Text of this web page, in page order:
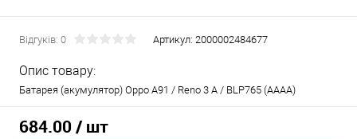
Відгуків: 0 Артикул: 2000002484677
Опис товару:
Батарея (акумулятор) Oppo A91 / Reno 3 A / BLP765 (AAAA)
684.00 / шт